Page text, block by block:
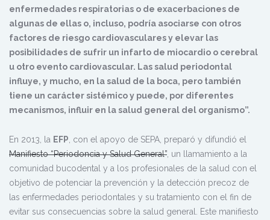
enfermedades respiratorias o de exacerbaciones de
algunas de ellas o, incluso, podría asociarse con otros
factores de riesgo cardiovasculares y elevar las
posibilidades de sufrir un infarto de miocardio o cerebral
u otro evento cardiovascular. Las salud periodontal
influye, y mucho, en la salud de la boca, pero también
tiene un carácter sistémico y puede, por diferentes
mecanismos, influir en la salud general del organismo”.
En 2013, la EFP , con el apoyo de SEPA, preparó y difundió el
Manifiesto “Periodoncia y Salud General” , un llamamiento a la
comunidad bucodental y a los profesionales de la salud con el
objetivo de potenciar la prevención y la detección precoz de
las enfermedades periodontales y su tratamiento con el fin de
evitar sus consecuencias sobre la salud general. Este manifiesto